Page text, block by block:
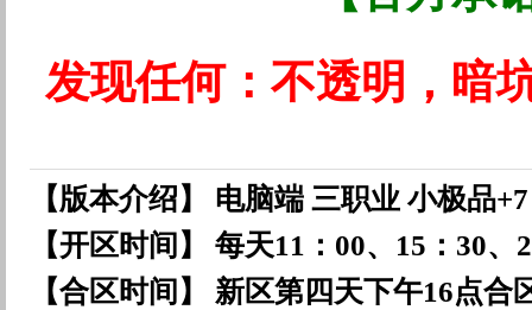
发现任何：不透明，暗
【版本介绍】 电脑端 三职业 小极品
【开区时间】 每天11：00、15：30
【合区时间】 新区第四天下午16点合